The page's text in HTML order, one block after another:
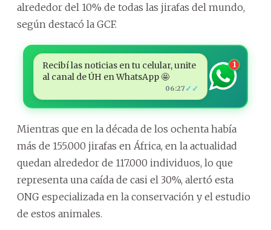
alrededor del 10% de todas las jirafas del mundo,
según destacó la GCF.
Recibí las noticias en tu celular, unite
al canal de ÚH en WhatsApp 🤩
06:27 ✓✓
1
Mientras que en la década de los ochenta había
más de 155.000 jirafas en África, en la actualidad
quedan alrededor de 117.000 individuos, lo que
representa una caída de casi el 30%, alertó esta
ONG especializada en la conservación y el estudio
de estos animales.